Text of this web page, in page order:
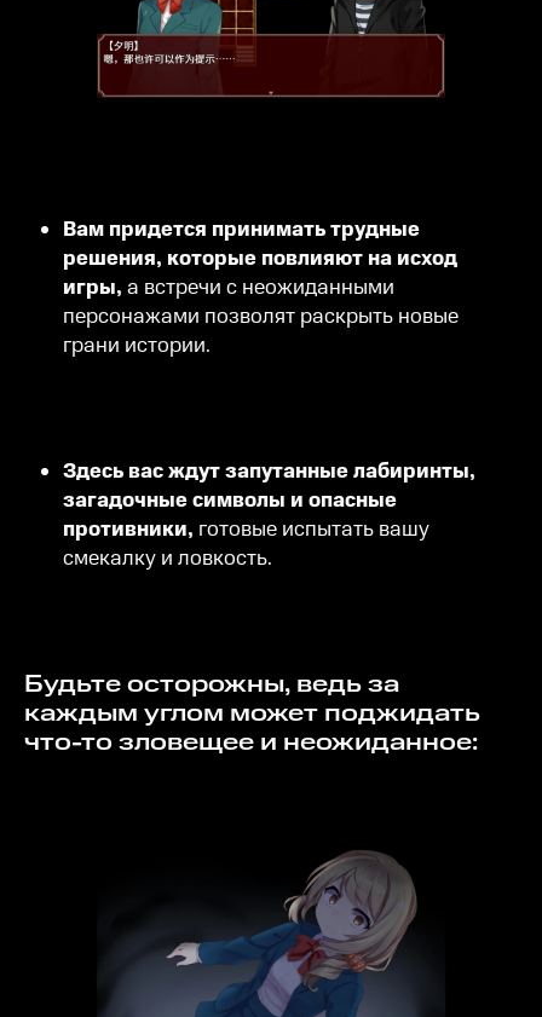
Вам придется принимать трудные
решения, которые повлияют на исход
игры, а встречи с неожиданными
персонажами позволят раскрыть новые
грани истории.
Здесь вас ждут запутанные лабиринты,
загадочные символы и опасные
противники, готовые испытать вашу
смекалку и ловкость.
Будьте осторожны, ведь за
каждым углом может поджидать
что-то зловещее и неожиданное: